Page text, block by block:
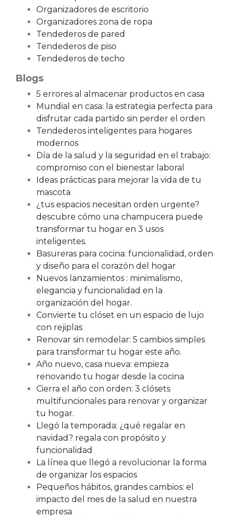
Organizadores de escritorio
Organizadores zona de ropa
Tendederos de pared
Tendederos de piso
Tendederos de techo
Blogs
5 errores al almacenar productos en casa
Mundial en casa: la estrategia perfecta para
disfrutar cada partido sin perder el orden
Tendederos inteligentes para hogares
modernos
Día de la salud y la seguridad en el trabajo:
compromiso con el bienestar laboral
Ideas prácticas para mejorar la vida de tu
mascota
¿tus espacios necesitan orden urgente?
descubre cómo una champucera puede
transformar tu hogar en 3 usos
inteligentes.
Basureras para cocina: funcionalidad, orden
y diseño para el corazón del hogar
Nuevos lanzamientos : minimalismo,
elegancia y funcionalidad en la
organización del hogar.
Convierte tu clóset en un espacio de lujo
con rejiplas
Renovar sin remodelar: 5 cambios simples
para transformar tu hogar este año.
Año nuevo, casa nueva: empieza
renovando tu hogar desde la cocina
Cierra el año con orden: 3 clósets
multifuncionales para renovar y organizar
tu hogar.
Llegó la temporada: ¿qué regalar en
navidad? regala con propósito y
funcionalidad
La línea que llegó a revolucionar la forma
de organizar los espacios
Pequeños hábitos, grandes cambios: el
impacto del mes de la salud en nuestra
empresa